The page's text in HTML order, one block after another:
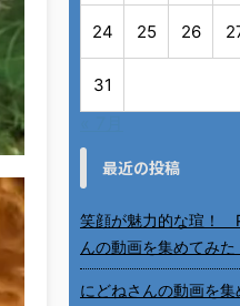
24 25 26
31
最近の投稿
笑顔が魅力的な瑄！
んの動画を集めてみた
にどねさんの動画を